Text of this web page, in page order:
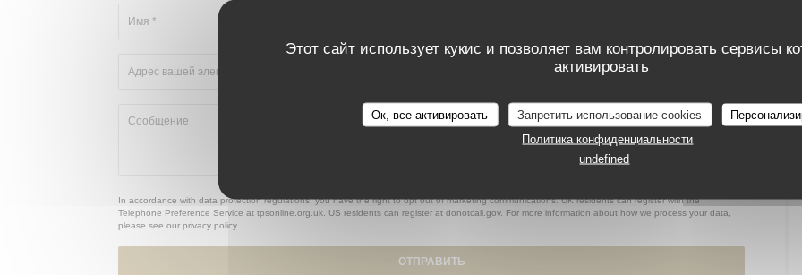
Этот сайт использует кукис и позволяет вам контролировать сервисы
активировать
Ок, все активировать Запретить использование cookies
Политика конфиденциальности
undefined
In accordance with data protection regulations, you have the right to opt out of marketing communications. UK residents can register with the
Telephone Preference Service at tpsonline.org.uk . US residents can register at donotcall.gov. For more information about how we process your data,
please see our privacy policy.